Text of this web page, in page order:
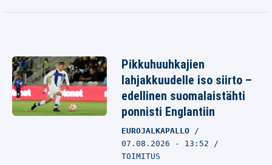
Pikkuhuuhkajien
lahjakkuudelle iso siirto –
edellinen suomalaistähti
ponnisti Englantiin
EUROJALKAPALLO
07.08.2026 - 13:52
TOIMITUS